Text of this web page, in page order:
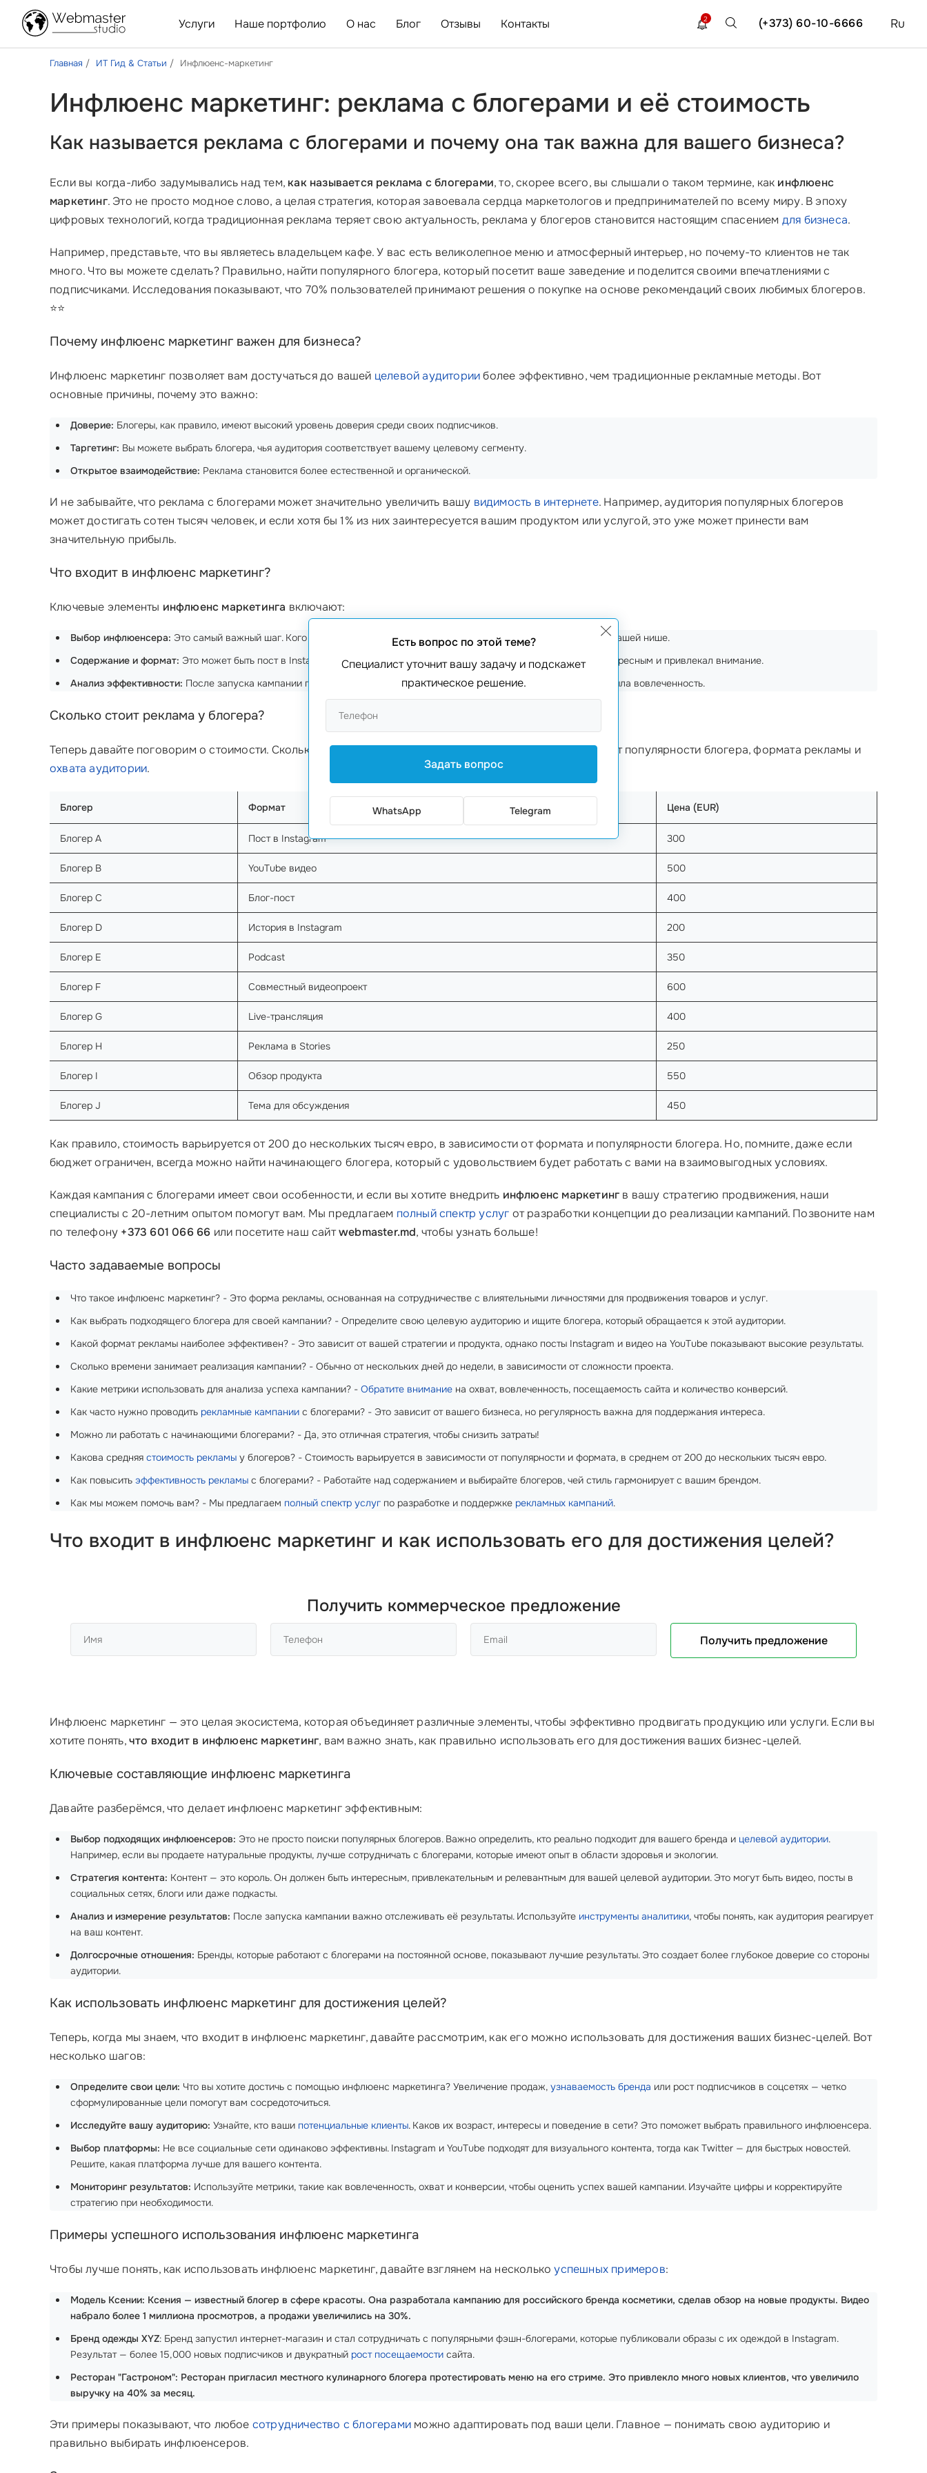
Услуги Наше портфолио О нас Блог Отзывы Контакты Ru
(+373) 60-10-6666
2
Главная ИТ Гид & Статьи Инфлюенс-маркетинг
Инфлюенс маркетинг: реклама с блогерами и её стоимость
Как называется реклама с блогерами и почему она так важна для вашего бизнеса?
Если вы когда-либо задумывались над тем, как называется реклама с блогерами, то, скорее всего, вы слышали о таком термине, как инфлюенс
маркетинг. Это не просто модное слово, а целая стратегия, которая завоевала сердца маркетологов и предпринимателей по всему миру. В эпоху
цифровых технологий, когда традиционная реклама теряет свою актуальность, реклама у блогеров становится настоящим спасением для бизнеса.
Например, представьте, что вы являетесь владельцем кафе. У вас есть великолепное меню и атмосферный интерьер, но почему-то клиентов не так
много. Что вы можете сделать? Правильно, найти популярного блогера, который посетит ваше заведение и поделится своими впечатлениями с
подписчиками. Исследования показывают, что 70% пользователей принимают решения о покупке на основе рекомендаций своих любимых блогеров.
⭐⭐
Почему инфлюенс маркетинг важен для бизнеса?
Инфлюенс маркетинг позволяет вам достучаться до вашей целевой аудиторииболее эффективно, чем традиционные рекламные методы. Вот
основные причины, почему это важно:
Доверие: Блогеры, как правило, имеют высокий уровень доверия среди своих подписчиков.
Таргетинг: Вы можете выбрать блогера, чья аудитория соответствует вашему целевому сегменту.
Открытое взаимодействие: Реклама становится более естественной и органической.
И не забывайте, что реклама с блогерами может значительно увеличить вашу видимость в интернете. Например, аудитория популярных блогеров
может достигать сотен тысяч человек, и если хотя бы 1% из них заинтересуется вашим продуктом или услугой, это уже может принести вам
значительную прибыль.
Что входит в инфлюенс маркетинг?
Ключевые элементы инфлюенс маркетинга включают:
Выбор инфлюенсера: Это самый важный шаг. Кого выбрать? Как правило, выбирайте блогеров, которые работают в вашей нише.
Содержание и формат: Это может быть пост в Instagram, видео на YouTube или блог. Главное, чтобы контент был интересным и привлекал внимание.
Анализ эффективности: После запуска кампании проанализируйте, сколько новых клиентов вы получили и какова была вовлеченность.
Сколько стоит реклама у блогера?
Теперь давайте поговорим о стоимости. Сколько стоитреклама у блогера? Как правило, цена зависит от популярности блогера, формата рекламы и
охвата аудитории.
Блогер Формат Цена (EUR)
Блогер A Пост в Instagram 300
Блогер B YouTube видео 500
Блогер C Блог-пост 400
Блогер D История в Instagram 200
Блогер E Podcast 350
Блогер F Совместный видеопроект 600
Блогер G Live-трансляция 400
Блогер H Реклама в Stories 250
Блогер I Обзор продукта 550
Блогер J Тема для обсуждения 450
Как правило, стоимость варьируется от 200 до нескольких тысяч евро, в зависимости от формата и популярности блогера. Но, помните, даже если
бюджет ограничен, всегда можно найти начинающего блогера, который с удовольствием будет работать с вами на взаимовыгодных условиях.
Каждая кампания с блогерами имеет свои особенности, и если вы хотите внедрить инфлюенс маркетинг в вашу стратегию продвижения, наши
специалисты с 20-летним опытом помогут вам. Мы предлагаем полный спектр услуг от разработки концепции до реализации кампаний. Позвоните нам
по телефону +373 601 066 66 или посетите наш сайтwebmaster.md, чтобы узнать больше!
Часто задаваемые вопросы
Что такое инфлюенс маркетинг? - Это форма рекламы, основанная на сотрудничестве с влиятельными личностями для продвижения товаров и услуг.
Как выбрать подходящего блогера для своей кампании? - Определите свою целевую аудиторию и ищите блогера, который обращается к этой аудитории.
Какой формат рекламы наиболее эффективен? - Это зависит от вашей стратегии и продукта, однако посты Instagram и видео на YouTube показывают высокие результаты.
Сколько времени занимает реализация кампании? - Обычно от нескольких дней до недели, в зависимости от сложности проекта.
Какие метрики использовать для анализа успеха кампании? - Обратите внимание на охват, вовлеченность, посещаемость сайта и количество конверсий.
Как часто нужно проводить рекламные кампании с блогерами? - Это зависит от вашего бизнеса, но регулярность важна для поддержания интереса.
Можно ли работать с начинающими блогерами? - Да, это отличная стратегия, чтобы снизить затраты!
Какова средняя стоимость рекламы у блогеров? - Стоимость варьируется в зависимости от популярности и формата, в среднем от 200 до нескольких тысяч евро.
Как повысить эффективность рекламы с блогерами? - Работайте над содержанием и выбирайте блогеров, чей стиль гармонирует с вашим брендом.
Как мы можем помочь вам? - Мы предлагаем полный спектр услуг по разработке и поддержке рекламных кампаний.
Что входит в инфлюенс маркетинг и как использовать его для достижения целей?
Получить коммерческое предложение
Получить предложение
Инфлюенс маркетинг — это целая экосистема, которая объединяет различные элементы, чтобы эффективно продвигать продукцию или услуги. Если вы
хотите понять,что входит в инфлюенс маркетинг, вам важно знать, как правильно использовать его для достижения ваших бизнес-целей.
Ключевые составляющие инфлюенс маркетинга
Давайте разберёмся, что делает инфлюенс маркетинг эффективным:
Выбор подходящих инфлюенсеров: Это не просто поиски популярных блогеров. Важно определить, кто реально подходит для вашего бренда и целевой аудитории.
Например, если вы продаете натуральные продукты, лучше сотрудничать с блогерами, которые имеют опыт в области здоровья и экологии.
Стратегия контента: Контент — это король. Он должен быть интересным, привлекательным и релевантным для вашей целевой аудитории. Это могут быть видео, посты в
социальных сетях, блоги или даже подкасты.
Анализ и измерение результатов: После запуска кампании важно отслеживать её результаты. Используйте инструменты аналитики, чтобы понять, как аудитория реагирует
на ваш контент.
Долгосрочные отношения: Бренды, которые работают с блогерами на постоянной основе, показывают лучшие результаты. Это создает более глубокое доверие со стороны
аудитории.
Как использовать инфлюенс маркетинг для достижения целей?
Теперь, когда мы знаем, что входит в инфлюенс маркетинг, давайте рассмотрим, как его можно использовать для достижения ваших бизнес-целей. Вот
несколько шагов:
Определите свои цели: Что вы хотите достичь с помощью инфлюенс маркетинга? Увеличение продаж, узнаваемость бренда или рост подписчиков в соцсетях — четко
сформулированные цели помогут вам сосредоточиться.
Исследуйте вашу аудиторию: Узнайте, кто ваши потенциальные клиенты. Каков их возраст, интересы и поведение в сети? Это поможет выбрать правильного инфлюенсера.
Выбор платформы: Не все социальные сети одинаково эффективны. Instagram и YouTube подходят для визуального контента, тогда как Twitter — для быстрых новостей.
Решите, какая платформа лучше для вашего контента.
Мониторинг результатов: Используйте метрики, такие как вовлеченность, охват и конверсии, чтобы оценить успех вашей кампании. Изучайте цифры и корректируйте
стратегию при необходимости.
Примеры успешного использования инфлюенс маркетинга
Чтобы лучше понять, как использовать инфлюенс маркетинг, давайте взглянем на несколькоуспешных примеров:
Модель Ксении: Ксения — известный блогер в сфере красоты. Она разработала кампанию для российского бренда косметики, сделав обзор на новые продукты. Видео
набрало более 1 миллиона просмотров, а продажи увеличились на 30%.
Бренд одежды XYZ: Бренд запустил интернет-магазин и стал сотрудничать с популярными фэшн-блогерами, которые публиковали образы с их одеждой в Instagram.
Результат — более 15,000 новых подписчиков и двукратный рост посещаемости сайта.
Ресторан "Гастроном": Ресторан пригласил местного кулинарного блогера протестировать меню на его стриме. Это привлекло много новых клиентов, что увеличило
выручку на 40% за месяц.
Эти примеры показывают, что любое сотрудничество с блогерами можно адаптировать под ваши цели. Главное — понимать свою аудиторию и
правильно выбирать инфлюенсеров.
Есть вопрос по этой теме?
Специалист уточнит вашу задачу и подскажет
практическое решение.
Задать вопрос
WhatsApp Telegram